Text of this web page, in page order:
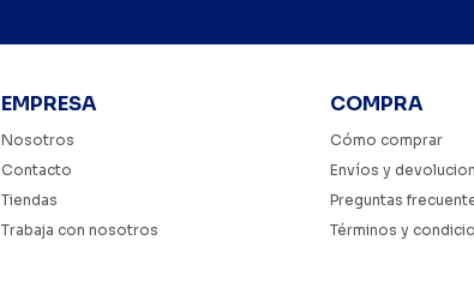
EMPRESA
Nosotros
Contacto
Tiendas
Trabaja con nosotros
COMPRA
Cómo comprar
Envíos y
Preguntas
Términos y